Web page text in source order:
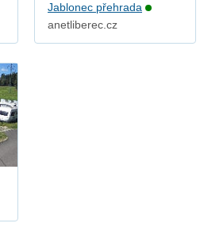
Jablonec přehrada
anetliberec.cz